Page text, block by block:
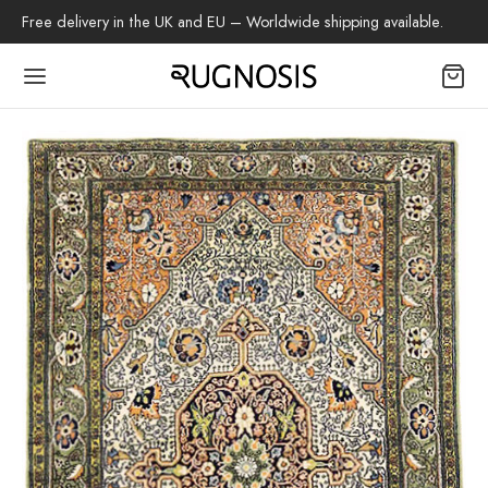
Free delivery in the UK and EU – Worldwide shipping available.
Back
Teppich